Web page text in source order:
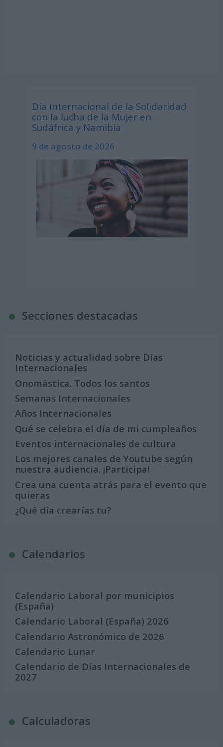
Día Internacional de la Solidaridad
con la lucha de la Mujer en
Sudáfrica y Namibia
9 de agosto de 2026
Secciones destacadas
Noticias y actualidad sobre Días
Internacionales
Onomástica. Todos los santos
Semanas Internacionales
Años Internacionales
Qué se celebra el día de mi cumpleaños
Eventos internacionales de cultura
Los mejores canales de Youtube según
nuestra audiencia. ¡Participa!
Crea una cuenta atrás para el evento que
quieras
¿Qué día crearías tu?
Calendarios
Calendario Laboral por municipios
(España)
Calendario Laboral (España) 2026
Calendario Astronómico de 2026
Calendario Lunar
Calendario de Días Internacionales de
2027
Calculadoras